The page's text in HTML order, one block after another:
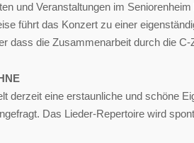
und Veranstaltungen im
führt das Konzert zu einer
dass die Zusammenarbeit durch die C-
derzeit eine erstaunliche und schöne
Das Lieder-Repertoire wird